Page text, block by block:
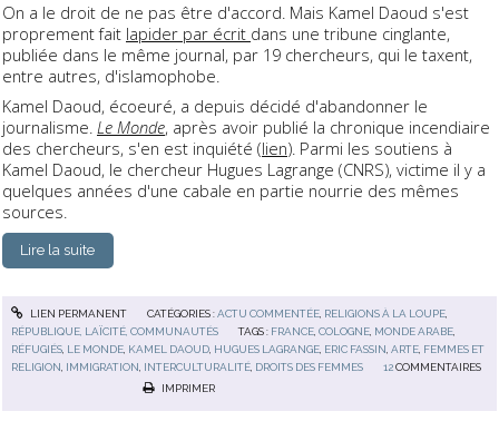
On a le droit de ne pas être d'accord. Mais Kamel Daoud s'est
proprement fait lapider par écrit dans une tribune cinglante,
publiée dans le même journal, par 19 chercheurs, qui le taxent,
entre autres, d'islamophobe.
Kamel Daoud, écoeuré, a depuis décidé d'abandonner le
journalisme. Le Monde, après avoir publié la chronique incendiaire
des chercheurs, s'en est inquiété (lien). Parmi les soutiens à
Kamel Daoud, le chercheur Hugues Lagrange (CNRS), victime il y a
quelques années d'une cabale en partie nourrie des mêmes
sources.
Lire la suite
LIEN PERMANENT CATÉGORIES :ACTU COMMENTÉE, RELIGIONS À LA LOUPE,
RÉPUBLIQUE, LAÏCITÉ, COMMUNAUTÉS
TAGS : FRANCE,COLOGNE, MONDE ARABE,
RÉFUGIÉS, LE MONDE, KAMEL DAOUD, HUGUES LAGRANGE, ERIC FASSIN,ARTE, FEMMES ET
RELIGION, IMMIGRATION, INTERCULTURALITÉ, DROITS DES FEMMES 12 COMMENTAIRES
IMPRIMER